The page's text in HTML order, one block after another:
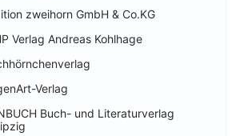
zweihorn GmbH & Co.KG
Verlag Andreas Kohlhage
Verlag
Buch- und Literaturverlag